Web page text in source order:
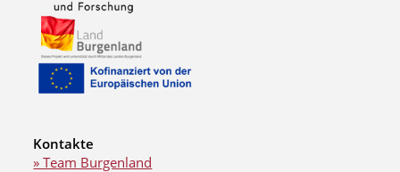
Kontakte
» Team Burgenland